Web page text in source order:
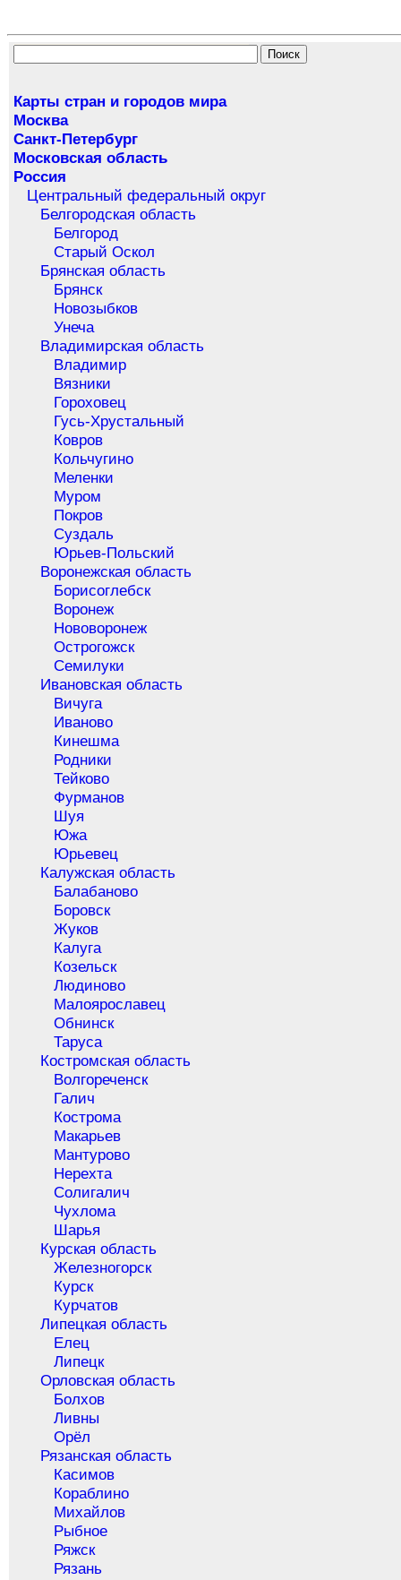
Карты стран и городов мира
Москва
Санкт-Петербург
Московская область
Россия
Центральный федеральный округ
Белгородская область
Белгород
Старый Оскол
Брянская область
Брянск
Новозыбков
Унеча
Владимирская область
Владимир
Вязники
Гороховец
Гусь-Хрустальный
Ковров
Кольчугино
Меленки
Муром
Покров
Суздаль
Юрьев-Польский
Воронежская область
Борисоглебск
Воронеж
Нововоронеж
Острогожск
Семилуки
Ивановская область
Вичуга
Иваново
Кинешма
Родники
Тейково
Фурманов
Шуя
Южа
Юрьевец
Калужская область
Балабаново
Боровск
Жуков
Калуга
Козельск
Людиново
Малоярославец
Обнинск
Таруса
Костромская область
Волгореченск
Галич
Кострома
Макарьев
Мантурово
Нерехта
Солигалич
Чухлома
Шарья
Курская область
Железногорск
Курск
Курчатов
Липецкая область
Елец
Липецк
Орловская область
Болхов
Ливны
Орёл
Рязанская область
Касимов
Кораблино
Михайлов
Рыбное
Ряжск
Рязань